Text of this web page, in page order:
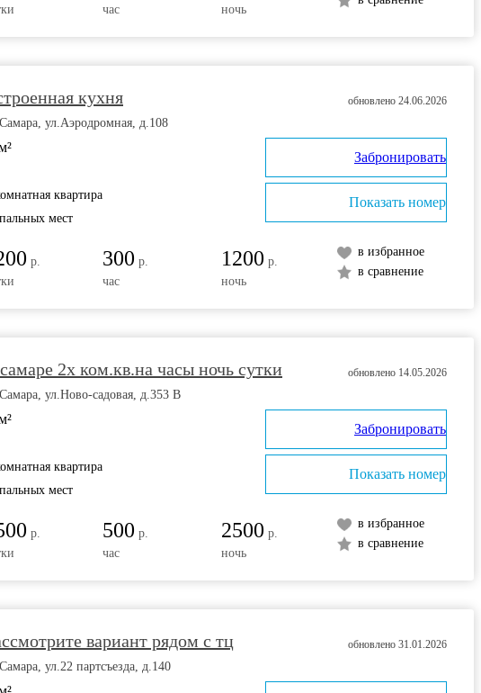
час
ночь
кухня
Самара, ул.Аэродромная, д.108
квартира
мест
р.
300 р.
час
1200 р.
ночь
обновлено 24.06.2026
в избранное
в сравнение
Забронировать
Показать номер
2х ком.кв.на часы ночь сутки
Самара, ул.Ново-садовая, д.353 В
квартира
мест
р.
500 р.
час
2500 р.
ночь
обновлено 14.05.2026
в избранное
в сравнение
Забронировать
Показать номер
вариант рядом с тц
Самара, ул.22 партсъезда, д.140
обновлено 31.01.2026